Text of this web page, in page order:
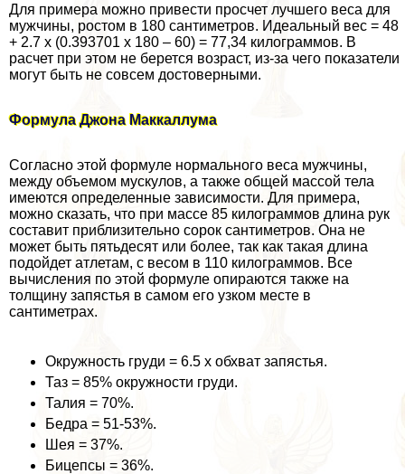
Для примера можно привести просчет лучшего веса для
мужчины, ростом в 180 сантиметров. Идеальный вес = 48
+ 2.7 х (0.393701 х 180 – 60) = 77,34 килограммов. В
расчет при этом не берется возраст, из-за чего показатели
могут быть не совсем достоверными.
Формула Джона Маккаллума
Согласно этой формуле нормального веса мужчины,
между объемом мускулов, а также общей массой тела
имеются определенные зависимости. Для примера,
можно сказать, что при массе 85 килограммов длина рук
составит приблизительно сорок сантиметров. Она не
может быть пятьдесят или более, так как такая длина
подойдет атлетам, с весом в 110 килограммов. Все
вычисления по этой формуле опираются также на
толщину запястья в самом его узком месте в
сантиметрах.
Окружность гpyди = 6.5 х обхват запястья.
Таз = 85% окружности гpyди.
Талия = 70%.
Бедра = 51-53%.
Шея = 37%.
Бицепсы = 36%.